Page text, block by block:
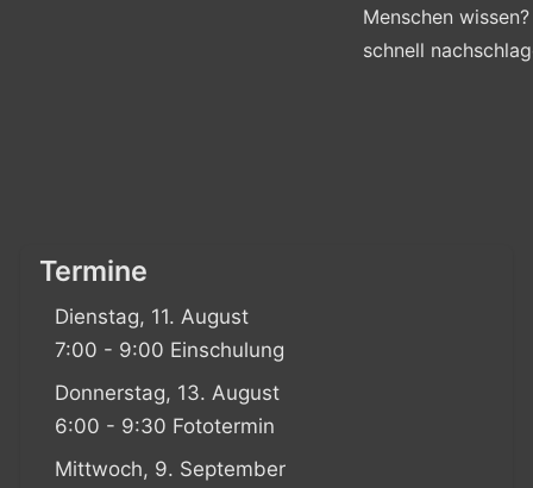
Menschen
schnell
Termine
Dienstag, 11. August
7:00 - 9:00 Einschulung
Donnerstag, 13. August
6:00 - 9:30 Fototermin
Mittwoch, 9. September